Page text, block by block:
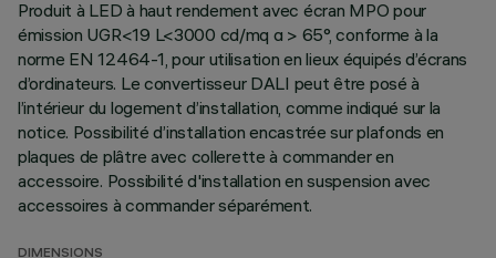
Produit à LED à haut rendement avec écran MPO pour
émission UGR<19 L<3000 cd/mq α > 65°, conforme à la
norme EN 12464-1, pour utilisation en lieux équipés d’écrans
d’ordinateurs. Le convertisseur DALI peut être posé à
l’intérieur du logement d’installation, comme indiqué sur la
notice. Possibilité d’installation encastrée sur plafonds en
plaques de plâtre avec collerette à commander en
accessoire. Possibilité d'installation en suspension avec
accessoires à commander séparément.
DIMENSIONS